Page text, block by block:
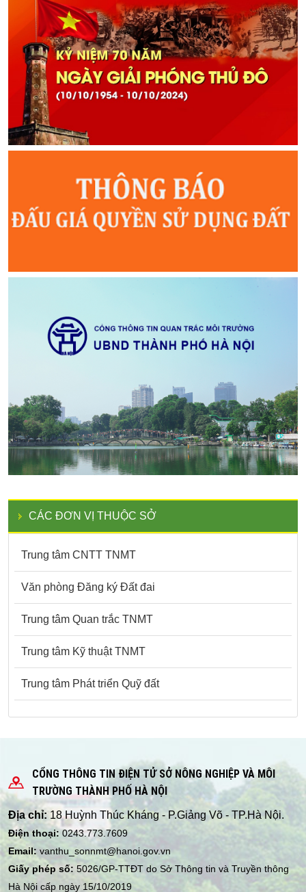
CÁC ĐƠN VỊ THUỘC SỞ
Trung tâm CNTT TNMT
Văn phòng Đăng ký Đất đai
Trung tâm Quan trắc TNMT
Trung tâm Kỹ thuật TNMT
Trung tâm Phát triển Quỹ đất
CỔNG THÔNG TIN ĐIỆN TỬ SỞ NÔNG NGHIỆP VÀ MÔI
TRƯỜNG THÀNH PHỐ HÀ NỘI
Địa chỉ: 18 Huỳnh Thúc Kháng - P.Giảng Võ - TP.Hà Nội.
Điện thoại: 0243.773.7609
Email: vanthu_sonnmt@hanoi.gov.vn
Giấy phép số: 5026/GP-TTĐT do Sở Thông tin và Truyền thông
Hà Nội cấp ngày 15/10/2019